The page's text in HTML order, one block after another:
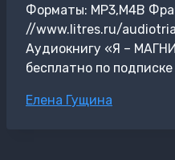
Форматы: MP3,M4B
//www.litres.ru/
Аудиокнигу «Я –
бесплатно по подписке
Метки
Елена Гущина